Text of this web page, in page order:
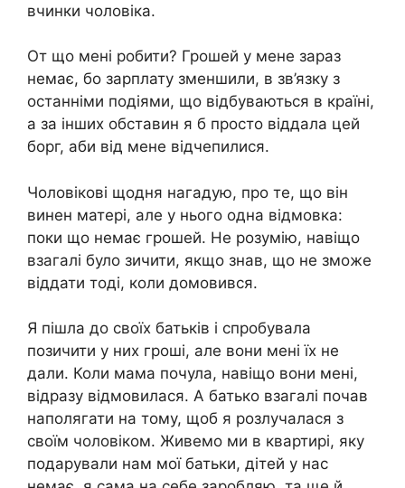
вчинки чоловіка.
От що мені робити? Грошей у мене зараз
немає, бо зарплату зменшили, в зв’язку з
останніми подіями, що відбуваються в країні,
а за інших обставин я б просто віддала цей
борг, аби від мене відчепилися.
Чоловікові щодня нагадую, про те, що він
винен матері, але у нього одна відмовка:
поки що немає грошей. Не розумію, навіщо
взагалі було зичити, якщо знав, що не зможе
віддати тоді, коли домовився.
Я пішла до своїх батьків і спробувала
позичити у них гроші, але вони мені їх не
дали. Коли мама почула, навіщо вони мені,
відразу відмовилася. А батько взагалі почав
наполягати на тому, щоб я розлучалася з
своїм чоловіком. Живемо ми в квартирі, яку
подарували нам мої батьки, дітей у нас